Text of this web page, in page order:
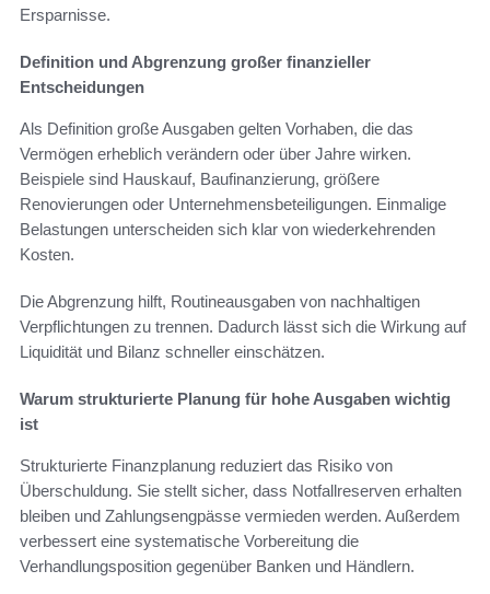
Ersparnisse.
Definition und Abgrenzung großer finanzieller
Entscheidungen
Als Definition große Ausgaben gelten Vorhaben, die das
Vermögen erheblich verändern oder über Jahre wirken.
Beispiele sind Hauskauf, Baufinanzierung, größere
Renovierungen oder Unternehmensbeteiligungen. Einmalige
Belastungen unterscheiden sich klar von wiederkehrenden
Kosten.
Die Abgrenzung hilft, Routineausgaben von nachhaltigen
Verpflichtungen zu trennen. Dadurch lässt sich die Wirkung auf
Liquidität und Bilanz schneller einschätzen.
Warum strukturierte Planung für hohe Ausgaben wichtig
ist
Strukturierte Finanzplanung reduziert das Risiko von
Überschuldung. Sie stellt sicher, dass Notfallreserven erhalten
bleiben und Zahlungsengpässe vermieden werden. Außerdem
verbessert eine systematische Vorbereitung die
Verhandlungsposition gegenüber Banken und Händlern.